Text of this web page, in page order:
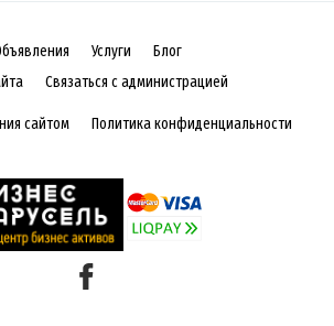
Услуги
Блог
Связаться с администрацией
сайтом Политика конфиденциальности